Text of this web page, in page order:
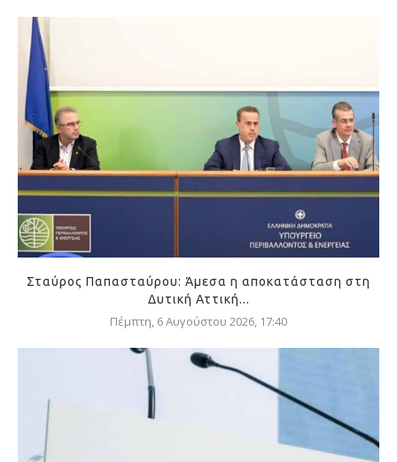
Σταύρος Παπασταύρου: Άμεσα η αποκατάσταση στη
Δυτική Αττική...
Πέμπτη, 6 Αυγούστου 2026, 17:40